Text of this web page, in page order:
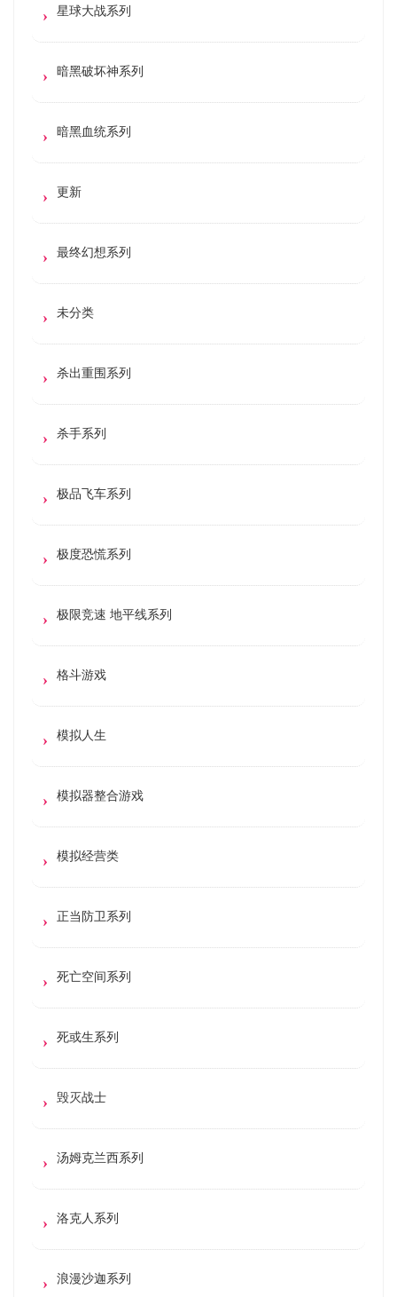
星球大战系列
暗黑破坏神系列
暗黑血统系列
更新
最终幻想系列
未分类
杀出重围系列
杀手系列
极品飞车系列
极度恐慌系列
极限竞速 地平线系列
格斗游戏
模拟人生
模拟器整合游戏
模拟经营类
正当防卫系列
死亡空间系列
死或生系列
毁灭战士
汤姆克兰西系列
洛克人系列
浪漫沙迦系列